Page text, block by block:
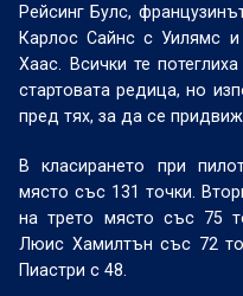
Рейсинг Булс,
Карлос Сайнс с Уилямс
Хаас. Всички те
стартовата редица, но
пред тях, за да се
В класирането при
място със 131 точки.
на трето място със 75
Люис Хамилтън със 72
Пиастри с 48.